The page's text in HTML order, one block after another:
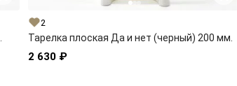
2
Тарелка плоская Да и нет (черный) 200 мм.
2 630 ₽